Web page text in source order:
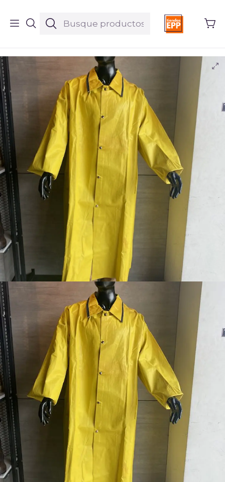
Abrigo Neopreno Resistente a Quimicos Ref.86548 *
Última Unidad*